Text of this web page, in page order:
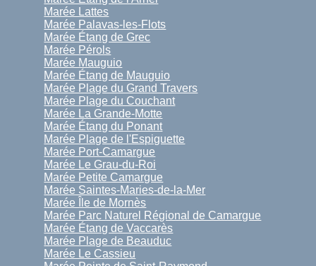
Marée Lattes
Marée Palavas-les-Flots
Marée Étang de Grec
Marée Pérols
Marée Mauguio
Marée Étang de Mauguio
Marée Plage du Grand Travers
Marée Plage du Couchant
Marée La Grande-Motte
Marée Étang du Ponant
Marée Plage de l'Espiguette
Marée Port-Camargue
Marée Le Grau-du-Roi
Marée Petite Camargue
Marée Saintes-Maries-de-la-Mer
Marée Île de Mornès
Marée Parc Naturel Régional de Camargue
Marée Étang de Vaccarès
Marée Plage de Beauduc
Marée Le Cassieu